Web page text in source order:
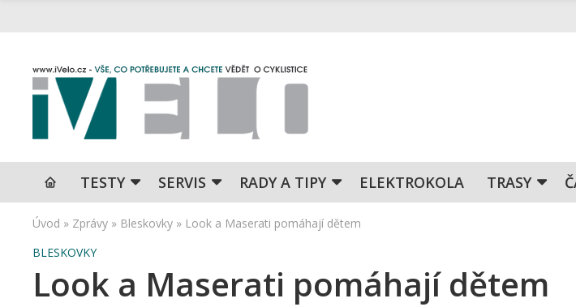
TESTY SERVIS RADY A TIPY ELEKTROKOLA TRASY
Úvod » Zprávy » Bleskovky » Look a Maserati pomáhají dětem
BLESKOVKY
Look a Maserati pomáhají dětem